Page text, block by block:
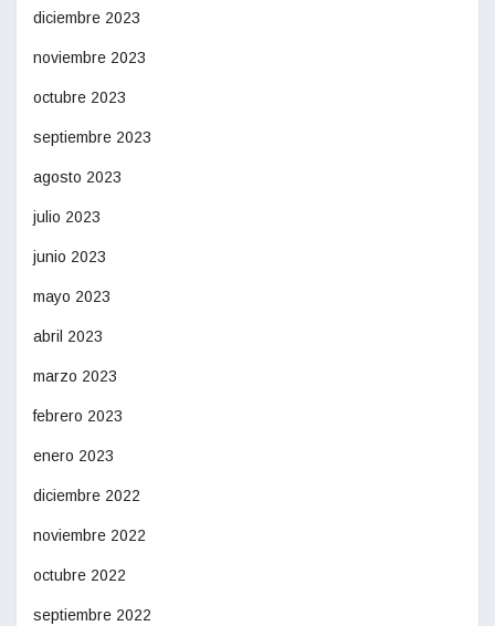
diciembre 2023
noviembre 2023
octubre 2023
septiembre 2023
agosto 2023
julio 2023
junio 2023
mayo 2023
abril 2023
marzo 2023
febrero 2023
enero 2023
diciembre 2022
noviembre 2022
octubre 2022
septiembre 2022